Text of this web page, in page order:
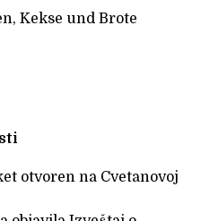
Kekse und Brote
otvoren na Cvetanovoj